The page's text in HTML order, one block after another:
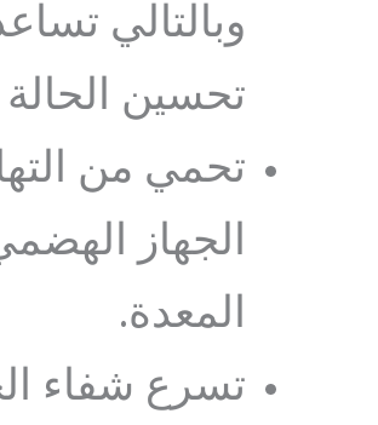
وبالتالي
تحسين الحالة
تحمي من
الجهاز
المعدة.
تسرع شفاء